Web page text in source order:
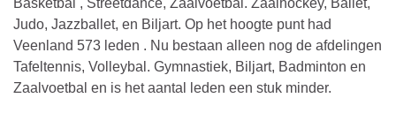
Judo, Jazzballet, en Biljart. Op het hoogte punt had
Veenland 573 leden . Nu bestaan alleen nog de afdelingen
Tafeltennis, Volleybal. Gymnastiek, Biljart, Badminton en
Zaalvoetbal en is het aantal leden een stuk minder.